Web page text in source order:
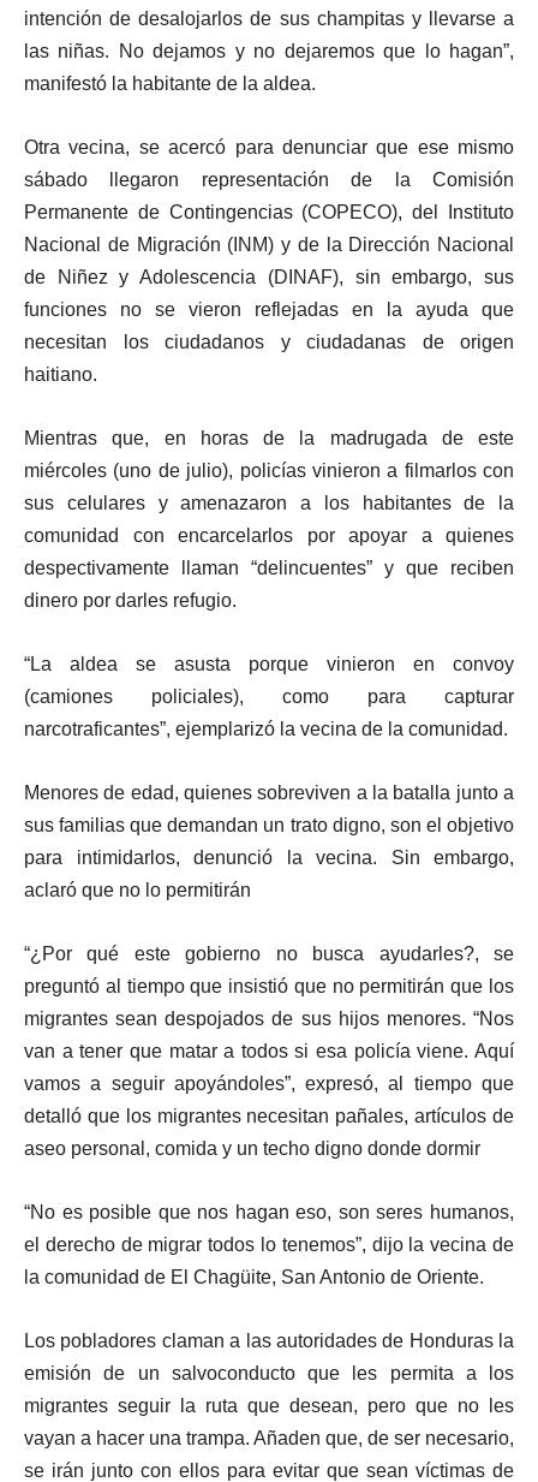
intención de desalojarlos de sus champitas y llevarse a
las niñas. No dejamos y no dejaremos que lo hagan”,
manifestó la habitante de la aldea.
Otra vecina, se acercó para denunciar que ese mismo
sábado llegaron representación de la Comisión
Permanente de Contingencias (COPECO), del Instituto
Nacional de Migración (INM) y de la Dirección Nacional
de Niñez y Adolescencia (DINAF), sin embargo, sus
funciones no se vieron reflejadas en la ayuda que
necesitan los ciudadanos y ciudadanas de origen
haitiano.
Mientras que, en horas de la madrugada de este
miércoles (uno de julio), policías vinieron a filmarlos con
sus celulares y amenazaron a los habitantes de la
comunidad con encarcelarlos por apoyar a quienes
despectivamente llaman “delincuentes” y que reciben
dinero por darles refugio.
“La aldea se asusta porque vinieron en convoy
(camiones policiales), como para capturar
narcotraficantes”, ejemplarizó la vecina de la comunidad.
Menores de edad, quienes sobreviven a la batalla junto a
sus familias que demandan un trato digno, son el objetivo
para intimidarlos, denunció la vecina. Sin embargo,
aclaró que no lo permitirán
“¿Por qué este gobierno no busca ayudarles?, se
preguntó al tiempo que insistió que no permitirán que los
migrantes sean despojados de sus hijos menores. “Nos
van a tener que matar a todos si esa policía viene. Aquí
vamos a seguir apoyándoles”, expresó, al tiempo que
detalló que los migrantes necesitan pañales, artículos de
aseo personal, comida y un techo digno donde dormir
“No es posible que nos hagan eso, son seres humanos,
el derecho de migrar todos lo tenemos”, dijo la vecina de
la comunidad de El Chagüite, San Antonio de Oriente.
Los pobladores claman a las autoridades de Honduras la
emisión de un salvoconducto que les permita a los
migrantes seguir la ruta que desean, pero que no les
vayan a hacer una trampa. Añaden que, de ser necesario,
se irán junto con ellos para evitar que sean víctimas de